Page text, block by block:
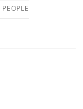
PEOPLE